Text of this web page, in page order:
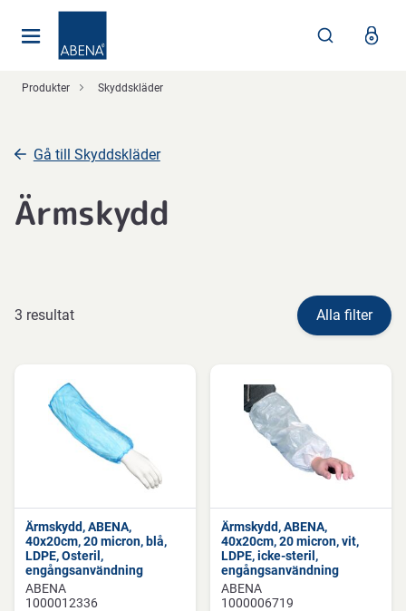
Produkter Skyddskläder
Gå till Skyddskläder
Ärmskydd
3 resultat Alla filter
Ärmskydd, ABENA,
40x20cm, 20 micron, blå,
LDPE, Osteril,
engångsanvändning
ABENA
1000012336
Ärmskydd, ABENA,
40x20cm, 20 micron, vit,
LDPE, icke-steril,
engångsanvändning
ABENA
1000006719